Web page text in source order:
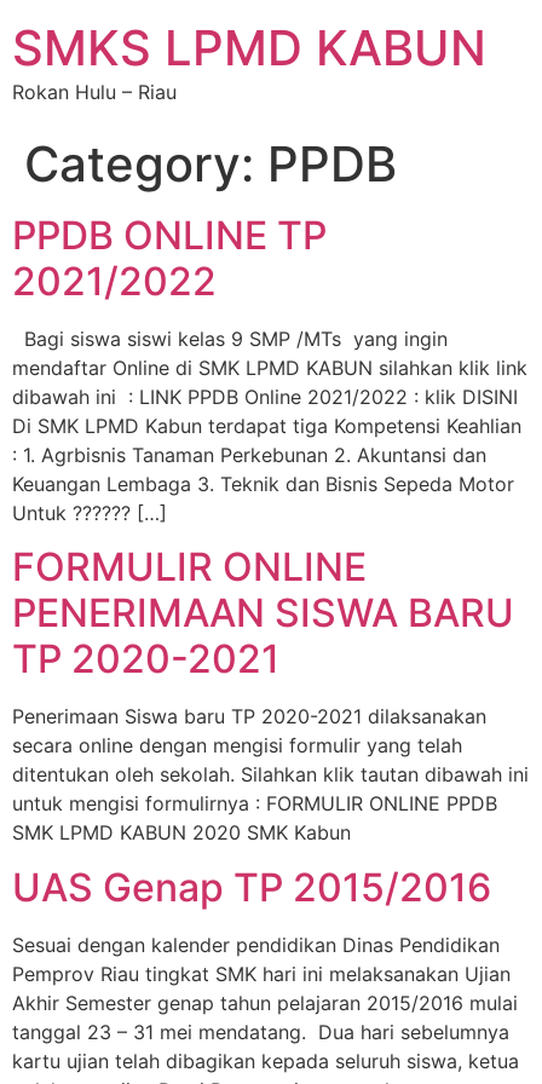
SMKS LPMD KABUN
Rokan Hulu – Riau
Category: PPDB
PPDB ONLINE TP
2021/2022
Bagi siswa siswi kelas 9 SMP /MTs yang ingin
mendaftar Online di SMK LPMD KABUN silahkan klik link
dibawah ini : LINK PPDB Online 2021/2022 : klik DISINI
Di SMK LPMD Kabun terdapat tiga Kompetensi Keahlian
: 1. Agrbisnis Tanaman Perkebunan 2. Akuntansi dan
Keuangan Lembaga 3. Teknik dan Bisnis Sepeda Motor
Untuk ?????? […]
FORMULIR ONLINE
PENERIMAAN SISWA BARU
TP 2020-2021
Penerimaan Siswa baru TP 2020-2021 dilaksanakan
secara online dengan mengisi formulir yang telah
ditentukan oleh sekolah. Silahkan klik tautan dibawah ini
untuk mengisi formulirnya : FORMULIR ONLINE PPDB
SMK LPMD KABUN 2020 SMK Kabun
UAS Genap TP 2015/2016
Sesuai dengan kalender pendidikan Dinas Pendidikan
Pemprov Riau tingkat SMK hari ini melaksanakan Ujian
Akhir Semester genap tahun pelajaran 2015/2016 mulai
tanggal 23 – 31 mei mendatang. Dua hari sebelumnya
kartu ujian telah dibagikan kepada seluruh siswa, ketua